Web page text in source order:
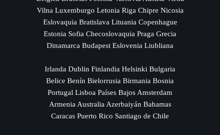
Vilna Luxemburgo Letonia Riga Chipre Nicosia
Eslovaquia Bratislava Lituania Copenhague
Estonia Sofia Checoslovaquia Praga Grecia
Dinamarca Budapest Eslovenia Liubliana
Irlanda Dublin Finlandia Helsinki Bulgaria
Belice Benín Bielorrusia Birmania Bosnia
Portugal Lisboa Países Bajos Amsterdam
Armenia Australia Azerbaiyán Bahamas
Caracas Puerto Rico Santiago de Chile